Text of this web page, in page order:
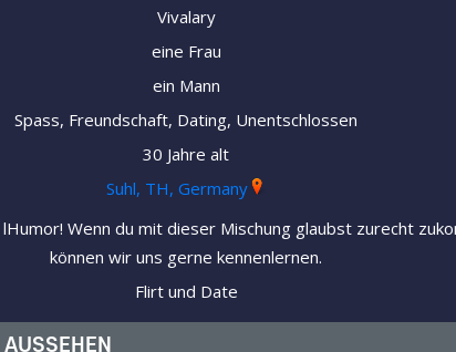
Vivalary
eine Frau
ein Mann
Spass, Freundschaft, Dating, Unentschlossen
30 Jahre alt
Suhl, TH, Germany
Wenn du mit dieser Mischung glaubst zurecht
können wir uns gerne kennenlernen.
Flirt und Date